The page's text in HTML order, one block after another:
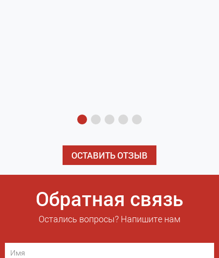
ОСТАВИТЬ ОТЗЫВ
Обратная связь
Остались вопросы? Напишите нам